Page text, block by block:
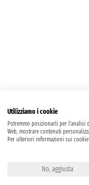
Utilizziamo i cookie
Potremmo posizionarli per
Web, mostrare contenuti
Per ulteriori informazioni sui
No, aggiusta